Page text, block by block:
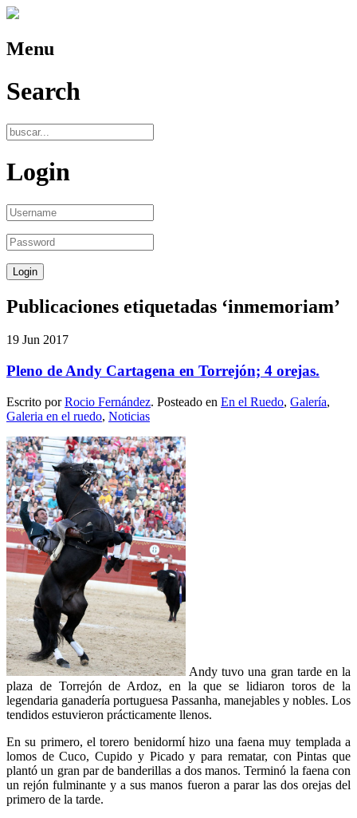
Menu
Search
Login
Publicaciones etiquetadas ‘inmemoriam’
19 Jun 2017
Pleno de Andy Cartagena en Torrejón; 4 orejas.
Escrito porRocio Fernández. Posteado en En el Ruedo, Galería,
Galeria en el ruedo, Noticias
Andy tuvo una gran tarde en la
plaza de Torrejón de Ardoz, en la que se lidiaron toros de la
legendaria ganadería portuguesa Passanha, manejables y nobles. Los
tendidos estuvieron prácticamente llenos.
En su primero, el torero benidormí hizo una faena muy templada a
lomos de Cuco, Cupido y Picado y para rematar, con Pintas que
plantó un gran par de banderillas a dos manos. Terminó la faena con
un rejón fulminante y a sus manos fueron a parar las dos orejas del
primero de la tarde.